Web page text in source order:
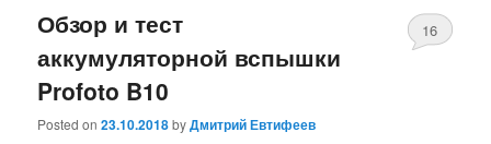
Обзор и тест
аккумуляторной вспышки
Profoto B10
Posted on23.10.2018byДмитрий Евтифеев
16